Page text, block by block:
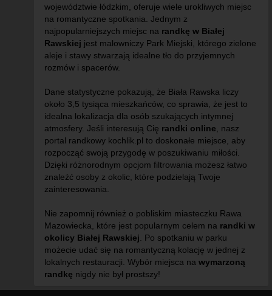
województwie łódzkim, oferuje wiele urokliwych miejsc
na romantyczne spotkania. Jednym z
najpopularniejszych miejsc na randkę w Białej
Rawskiej jest malowniczy Park Miejski, którego zielone
aleje i stawy stwarzają idealne tło do przyjemnych
rozmów i spacerów.
Dane statystyczne pokazują, że Biała Rawska liczy
około 3,5 tysiąca mieszkańców, co sprawia, że jest to
idealna lokalizacja dla osób szukających intymnej
atmosfery. Jeśli interesują Cię randki online , nasz
portal randkowy kochlik.pl to doskonałe miejsce, aby
rozpocząć swoją przygodę w poszukiwaniu miłości.
Dzięki różnorodnym opcjom filtrowania możesz łatwo
znaleźć osoby z okolic, które podzielają Twoje
zainteresowania.
Nie zapomnij również o pobliskim miasteczku Rawa
Mazowiecka, które jest popularnym celem na randki w
okolicy Białej Rawskiej . Po spotkaniu w parku
możecie udać się na romantyczną kolację w jednej z
lokalnych restauracji. Wybór miejsca na wymarzoną
randkę nigdy nie był prostszy!